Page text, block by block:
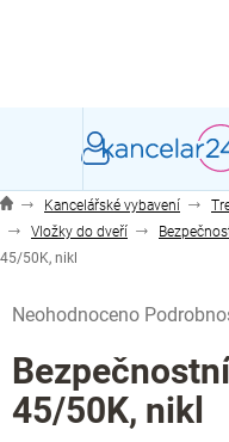
Kancelářské vybavení
Vložky do dveří
45/50K, nikl
hodnocení
produktu
je
0,0
Neohodnoceno
45/50K, nikl